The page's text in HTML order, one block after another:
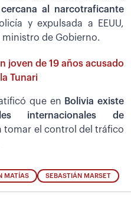
al narcotraficante
y expulsada a EEUU,
ministro de Gobierno.
joven de 19 años acusado
Tunari
que en Bolivia existe
internacionales de
tomar el control del tráfico
MATÍAS SEBASTIÁN MARSET